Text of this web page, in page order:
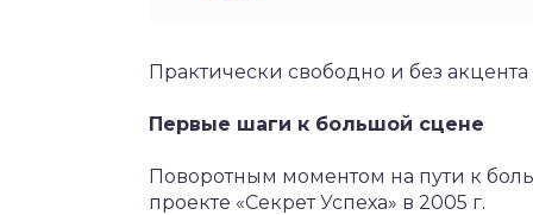
Практически свободно и без
Первые шаги к большой сцене
Поворотным моментом на пути к
проекте «Секрет Успеха» в 2005 г.